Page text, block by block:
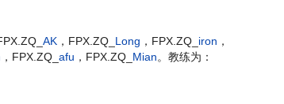
AK ，FPX.ZQ_ Long ，FPX.ZQ_ iron ，
，FPX.ZQ_afu ，FPX.ZQ_ Mian。教练为：